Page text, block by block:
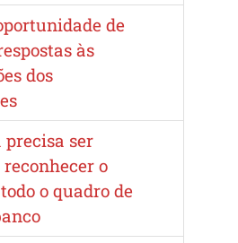
de
às
dos
precisa ser
o
o quadro de